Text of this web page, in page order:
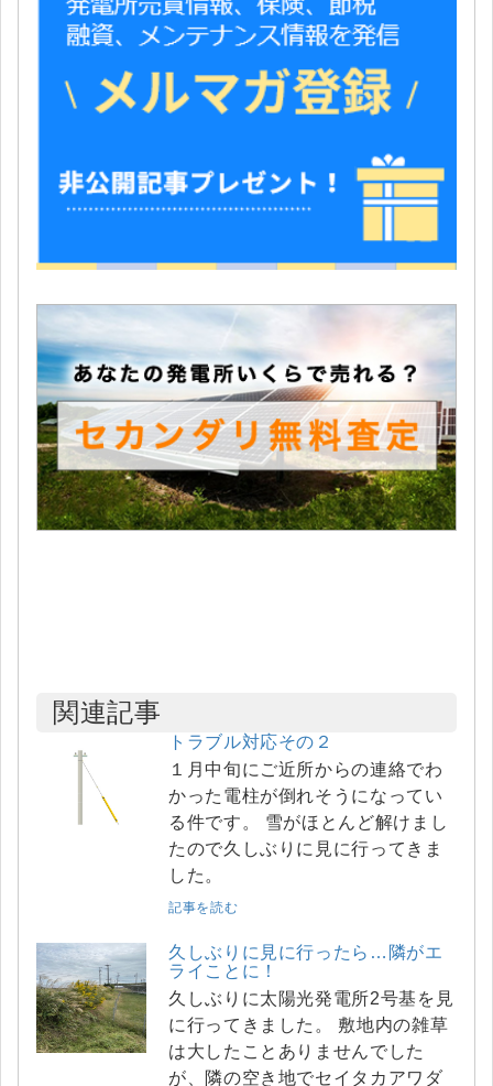
関連記事
トラブル対応その２
１月中旬にご近所からの連絡でわ
かった電柱が倒れそうになってい
る件です。 雪がほとんど解けまし
たので久しぶりに見に行ってきま
した。
記事を読む
久しぶりに見に行ったら…隣がエ
ライことに！
久しぶりに太陽光発電所2号基を見
に行ってきました。 敷地内の雑草
は大したことありませんでした
が、隣の空き地でセイタカアワダ